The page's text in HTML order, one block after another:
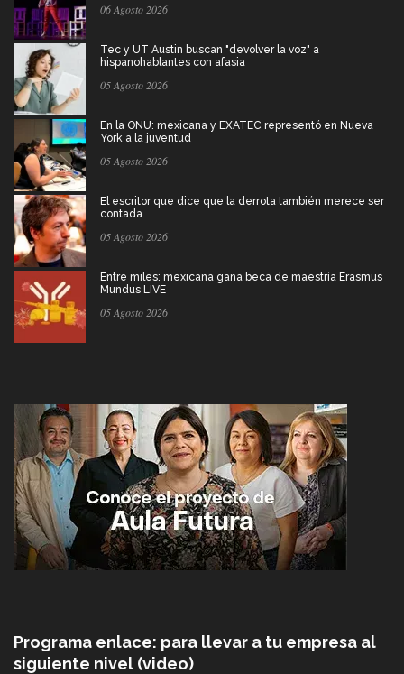
06 Agosto 2026
Tec y UT Austin buscan "devolver la voz" a
hispanohablantes con afasia
05 Agosto 2026
En la ONU: mexicana y EXATEC representó en Nueva
York a la juventud
05 Agosto 2026
El escritor que dice que la derrota también merece ser
contada
05 Agosto 2026
Entre miles: mexicana gana beca de maestría Erasmus
Mundus LIVE
05 Agosto 2026
Programa enlace: para llevar a tu empresa al
siguiente nivel (video)